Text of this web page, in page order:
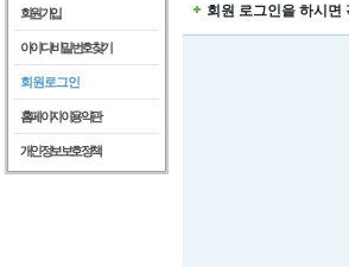
회원가입
아이디/비밀번호찾기
회원로그인
홈페이지이용약관
개인정보보호정책
회원 로그인을 하시면